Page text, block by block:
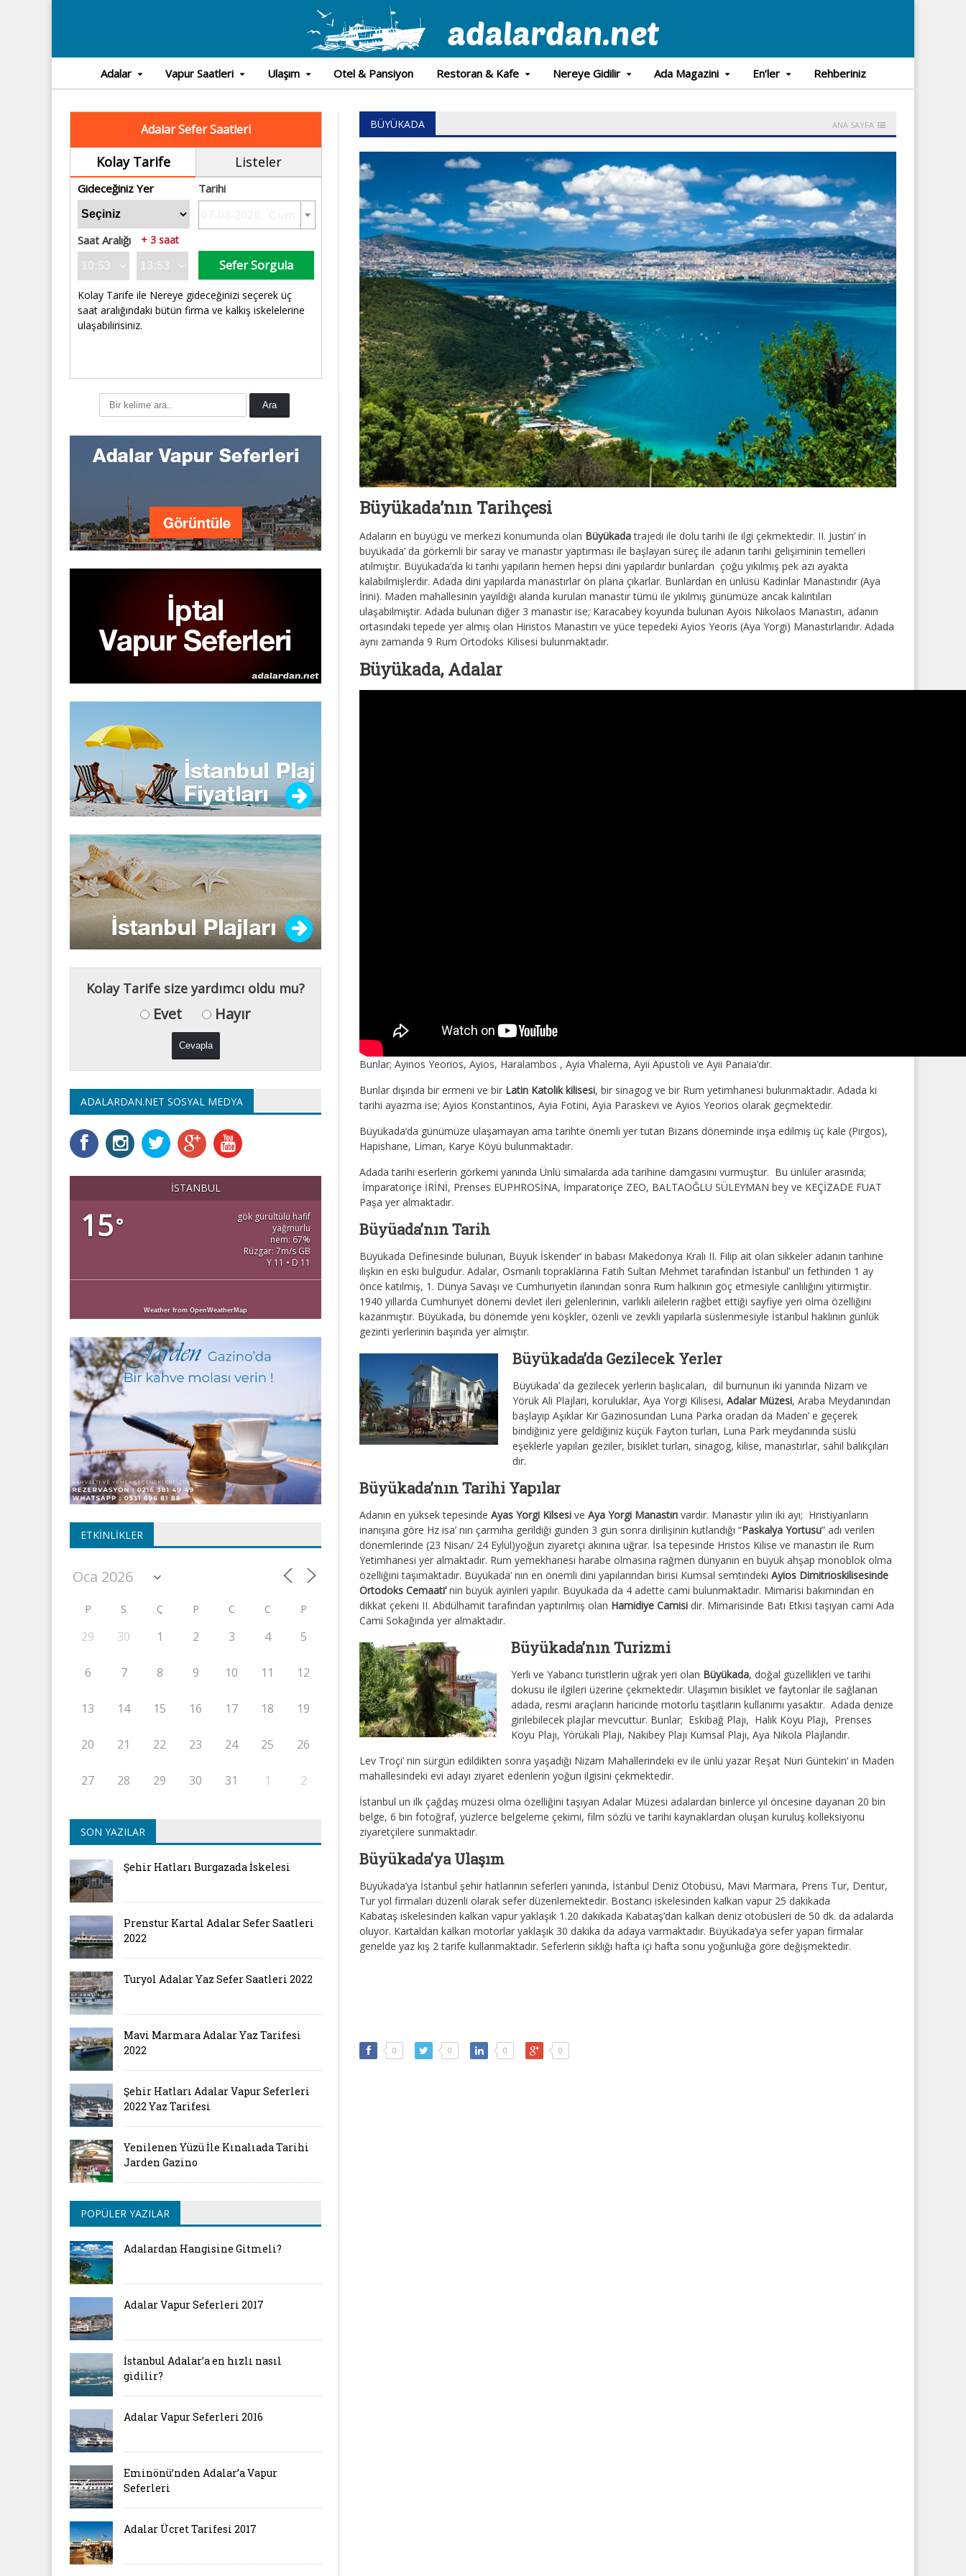
Adalar Vapur Saatleri Ulaşım Otel & Pansiyon Restoran & Kafe Nereye Gidilir Ada Magazini En’ler Rehberiniz
Adalar Sefer Saatleri
Kolay Tarife Listeler
Gideceğiniz Yer Tarihi
Saat Aralığı + 3 saat
Sefer Sorgula
Kolay Tarife ile Nereye gideceğinizi seçerek üç
saat aralığındaki bütün firma ve kalkış iskelelerine
ulaşabilirisiniz.
BÜYÜKADA ANA SAYFA
Büyükada’nın Tarihçesi
Adaların en büyügü ve merkezi konumunda olan Büyükadatrajedi ile dolu tarihi ile ilgi çekmektedir. II. Justin’ in
büyükada’ da görkemli bir saray ve manastır yaptırması ile başlayan süreç ile adanın tarihi gelişiminin temelleri
atılmıştır. Büyükada’da ki tarihi yapıların hemen hepsi dini yapılardır bunlardan çoğu yıkılmış pek azı ayakta
kalabilmişlerdir. Adada dini yapılarda manastırlar ön plana çıkarlar. Bunlardan en ünlüsü Kadınlar Manastırıdır (Aya
İrini). Maden mahallesinin yayıldığı alanda kurulan manastır tümü ile yıkılmış günümüze ancak kalıntıları
ulaşabilmiştir. Adada bulunan diğer 3 manastır ise; Karacabey koyunda bulunan Ayois Nikolaos Manastırı, adanın
ortasındaki tepede yer almış olan Hiristos Manastırı ve yüce tepedeki Ayios Yeoris (Aya Yorgi) Manastırlarıdır. Adada
aynı zamanda 9 Rum Ortodoks Kilisesi bulunmaktadır.
Büyükada, Adalar
Bunlar; Ayinos Yeorios, Ayios, Haralambos , Ayia Vhalerna, Ayii Apustoli ve Ayii Panaia’dır.
Bunlar dışında bir ermeni ve bir Latin Katolik kilisesi, bir sinagog ve bir Rum yetimhanesi bulunmaktadır. Adada ki
tarihi ayazma ise; Ayios Konstantinos, Ayia Fotini, Ayia Paraskevi ve Ayios Yeorios olarak geçmektedir.
Büyükada’da günümüze ulaşamayan ama tarihte önemli yer tutan Bizans döneminde inşa edilmiş üç kale (Pirgos),
Hapishane, Liman, Karye Köyü bulunmaktadır.
Adada tarihi eserlerin görkemi yanında Ünlü simalarda ada tarihine damgasını vurmuştur. Bu ünlüler arasında;
İmparatoriçe İRİNİ, Prenses EUPHROSİNA, İmparatoriçe ZEO, BALTAOĞLU SÜLEYMAN bey ve KEÇİZADE FUAT
Paşa yer almaktadır.
Büyüada’nın Tarih
Büyükada Definesinde bulunan, Büyük İskender’ in babası Makedonya Kralı II. Filip ait olan sikkeler adanın tarihine
ilişkin en eski bulgudur. Adalar, Osmanlı topraklarına Fatih Sultan Mehmet tarafından İstanbul’ un fethinden 1 ay
önce katılmış, 1. Dünya Savaşı ve Cumhuriyetin ilanından sonra Rum halkının göç etmesiyle canlılığını yitirmiştir.
1940 yıllarda Cumhuriyet dönemi devlet ileri gelenlerinin, varlıklı ailelerin rağbet ettiği sayfiye yeri olma özelliğini
kazanmıştır. Büyükada, bu dönemde yeni köşkler, özenli ve zevkli yapılarla süslenmesiyle İstanbul haklının günlük
gezinti yerlerinin başında yer almıştır.
Büyükada’da Gezilecek Yerler
Büyükada’ da gezilecek yerlerin başlıcaları, dil burnunun iki yanında Nizam ve
Yörük Ali Plajları, koruluklar, Aya Yorgi Kilisesi, Adalar Müzesi, Araba Meydanından
başlayıp Aşıklar Kır Gazinosundan Luna Parka oradan da Maden’ e geçerek
bindiğiniz yere geldiğiniz küçük Fayton turları, Luna Park meydanında süslü
eşeklerle yapılan geziler, bisiklet turları, sinagog, kilise, manastırlar, sahil balıkçıları
dır.
Büyükada’nın Tarihi Yapılar
Adanın en yüksek tepesinde Ayas Yorgi Kilsesi ve Aya Yorgi Manastırı vardır. Manastır yılın iki ayı; Hristiyanların
inanışına göre Hz isa’ nın çarmıha gerildiği günden 3 gün sonra dirilişinin kutlandığı “Paskalya Yortusu” adı verilen
dönemlerinde (23 Nisan/ 24 Eylül)yoğun ziyaretçi akınına uğrar. İsa tepesinde Hristos Kilise ve manastırı ile Rum
Yetimhanesi yer almaktadır. Rum yemekhanesi harabe olmasına rağmen dünyanın en büyük ahşap monoblok olma
özelliğini taşımaktadır. Büyükada’ nın en önemli dini yapılarından birisi Kumsal semtindeki Ayios Dimitrioskilisesinde
Ortodoks Cemaati’nin büyük ayinleri yapılır. Büyükada da 4 adette cami bulunmaktadır. Mimarisi bakımından en
dikkat çekeni II. Abdülhamit tarafından yaptırılmış olan Hamidiye Camisi dir. Mimarisinde Batı Etkisi taşıyan cami Ada
Cami Sokağında yer almaktadır.
Büyükada’nın Turizmi
Yerli ve Yabancı turistlerin uğrak yeri olan Büyükada, doğal güzellikleri ve tarihi
dokusu ile ilgileri üzerine çekmektedir. Ulaşımın bisiklet ve faytonlar ile sağlanan
adada, resmi araçların haricinde motorlu taşıtların kullanımı yasaktır. Adada denize
girilebilecek plajlar mevcuttur. Bunlar; Eskibağ Plajı, Halik Koyu Plajı, Prenses
Koyu Plajı, Yörükali Plajı, Nakibey Plajı Kumsal Plajı, Aya Nikola Plajlarıdır.
Lev Troçi’ nin sürgün edildikten sonra yaşadığı Nizam Mahallerindeki ev ile ünlü yazar Reşat Nuri Güntekin‘ in Maden
mahallesindeki evi adayı ziyaret edenlerin yoğun ilgisini çekmektedir.
İstanbul un ilk çağdaş müzesi olma özelliğini taşıyan Adalar Müzesi adalardan binlerce yıl öncesine dayanan 20 bin
belge, 6 bin fotoğraf, yüzlerce belgeleme çekimi, film sözlü ve tarihi kaynaklardan oluşan kuruluş kolleksiyonu
ziyaretçilere sunmaktadır.
Büyükada’ya Ulaşım
Büyükada’ya İstanbul şehir hatlarının seferleri yanında, İstanbul Deniz Otobüsü, Mavi Marmara, Prens Tur, Dentur,
Tur yol firmaları düzenli olarak sefer düzenlemektedir. Bostancı iskelesinden kalkan vapur 25 dakikada
Kabataş iskelesinden kalkan vapur yaklaşık 1.20 dakikada Kabataş’dan kalkan deniz otobüsleri de 50 dk. da adalarda
oluyor. Kartaldan kalkan motorlar yaklaşık 30 dakika da adaya varmaktadır. Büyükada’ya sefer yapan firmalar
genelde yaz kış 2 tarife kullanmaktadır. Seferlerin sıklığı hafta içi hafta sonu yoğunluğa göre değişmektedir.
0 0 0 0
Kolay Tarife size yardımcı oldu mu?
Evet Hayır
ADALARDAN.NET SOSYAL MEDYA
İSTANBUL
15°
gök gürültülü hafif
yağmurlu
nem: 67%
Rüzgar: 7m/s GB
Y 11 • D 11
Weather from OpenWeatherMap
ETKINLIKLER
P S Ç P C C P
29 30 1 2 3 4 5
6 7 8 9 10 11 12
13 14 15 16 17 18 19
20 21 22 23 24 25 26
27 28 29 30 31 1 2
SON YAZILAR
Şehir Hatları Burgazada İskelesi
Prenstur Kartal Adalar Sefer Saatleri
2022
Turyol Adalar Yaz Sefer Saatleri 2022
Mavi Marmara Adalar Yaz Tarifesi
2022
Şehir Hatları Adalar Vapur Seferleri
2022 Yaz Tarifesi
Yenilenen Yüzü İle Kınalıada Tarihi
Jarden Gazino
POPÜLER YAZILAR
Adalardan Hangisine Gitmeli?
Adalar Vapur Seferleri 2017
İstanbul Adalar’a en hızlı nasıl
gidilir?
Adalar Vapur Seferleri 2016
Eminönü’nden Adalar’a Vapur
Seferleri
Adalar Ücret Tarifesi 2017